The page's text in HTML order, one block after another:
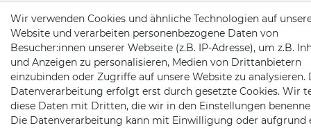
Wir verwenden Cookies und ähnliche Technologien auf
Website und verarbeiten personenbezogene Daten von
Besucher:innen unserer Webseite (z.B. IP-Adresse), um z.B.
und Anzeigen zu personalisieren, Medien von Drittanbietern
einzubinden oder Zugriffe auf unsere Website zu analysieren.
Datenverarbeitung erfolgt erst durch gesetzte Cookies. Wir
diese Daten mit Dritten, die wir in den Einstellungen
Die Datenverarbeitung kann mit Einwilligung oder aufgrund